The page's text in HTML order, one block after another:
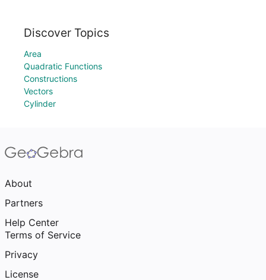
Discover Topics
Area
Quadratic Functions
Constructions
Vectors
Cylinder
About
Partners
Help Center
Terms of Service
Privacy
License